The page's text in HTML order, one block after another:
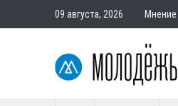
09 августа, 2026 Мнение